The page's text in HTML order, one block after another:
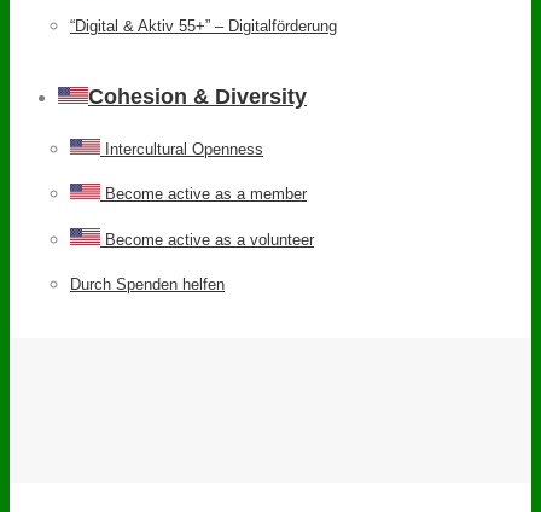
“Digital & Aktiv 55+” – Digitalförderung
Cohesion & Diversity
Intercultural Openness
Become active as a member
Become active as a volunteer
Durch Spenden helfen